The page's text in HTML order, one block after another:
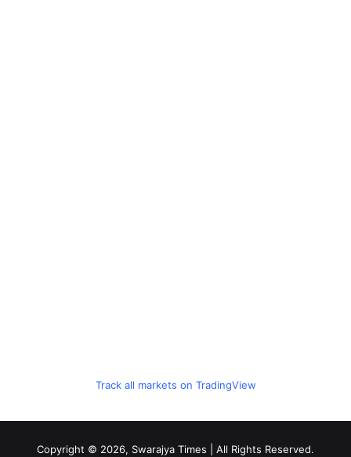
Track all markets on TradingView
Copyright © 2026, Swarajya Times | All Rights Reserved.